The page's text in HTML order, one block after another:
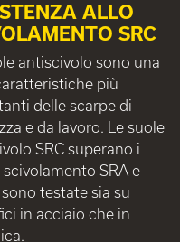
ALLO
SRC
antiscivolo sono una
più
delle scarpe di
e da lavoro. Le suole
SRC superano i
SRA e
sono testate sia su
in acciaio che in